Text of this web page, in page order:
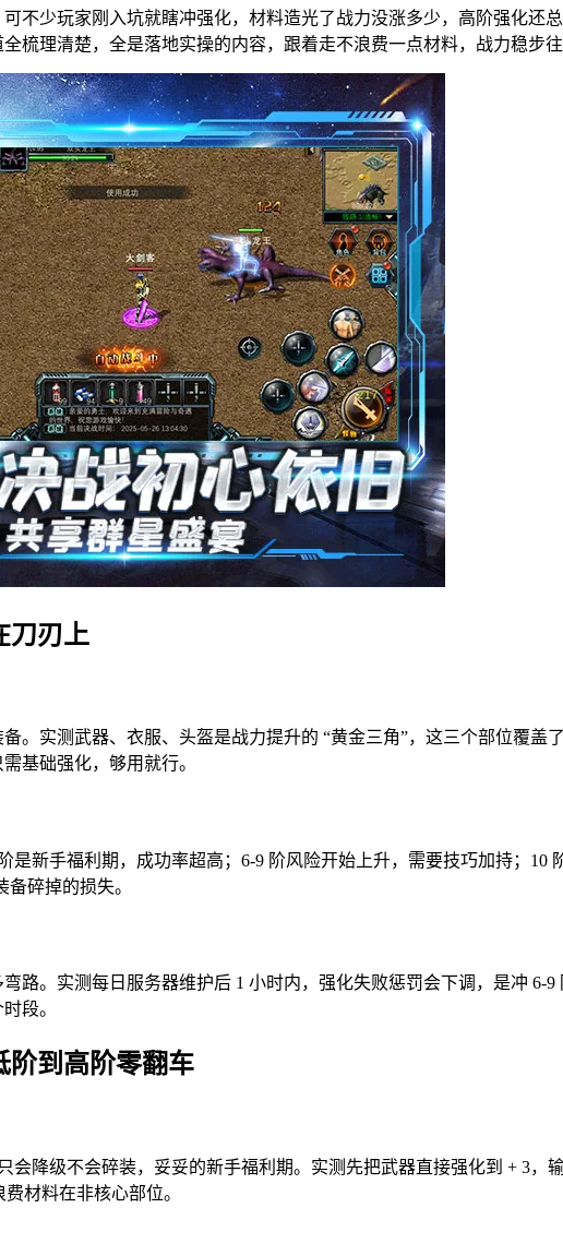
不少玩家刚入坑就瞎冲强化，材料造光了战力没涨多少，高阶强化还
梳理清楚，全是落地实操的内容，跟着走不浪费一点材料，战力稳步往
刀刃上
。实测武器、衣服、头盔是战力提升的 “黄金三角”，这三个部位覆盖
基础强化，够用就行。
新手福利期，成功率超高；6-9 阶风险开始上升，需要技巧加持；10
碎掉的损失。
路。实测每日服务器维护后 1 小时内，强化失败惩罚会下调，是冲 6-
段。
阶到高阶零翻车
会降级不会碎装，妥妥的新手福利期。实测先把武器直接强化到 + 3，
材料在非核心部位。